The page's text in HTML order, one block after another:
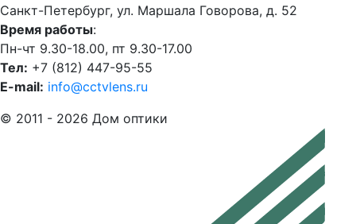
Санкт-Петербург, ул. Маршала Говорова, д. 52
Время работы:
Пн-чт 9.30-18.00, пт 9.30-17.00
Тел: +7 (812) 447-95-55
E-mail: info@cctvlens.ru
© 2011 - 2026 Дом оптики